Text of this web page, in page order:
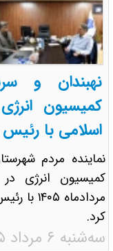
نهبندان و
کمیسیون
اسلامی با
نماینده مردم
کرد.
سه‌شنبه ۶ مرداد ۱۴۰۵